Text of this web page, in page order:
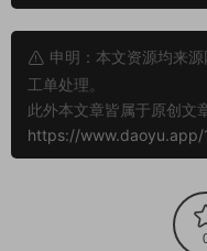
申明：本文资源均来
工单处理。
此外本文章皆属于原创文
https://